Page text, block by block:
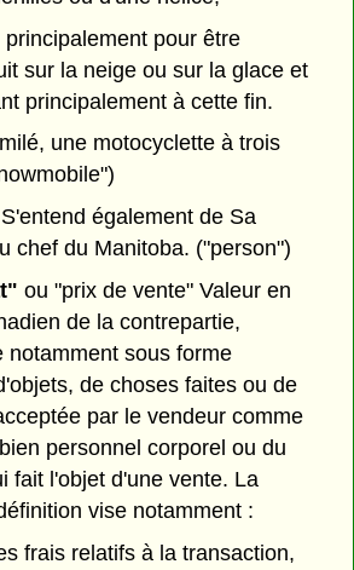
principalement pour être
sur la neige ou sur la glace et
principalement à cette fin.
une motocyclette à trois
S'entend également de Sa
chef du Manitoba. ("person")
ou "prix de vente" Valeur en
de la contrepartie,
notamment sous forme
de choses faites ou de
par le vendeur comme
personnel corporel ou du
fait l'objet d'une vente. La
vise notamment :
frais relatifs à la transaction,